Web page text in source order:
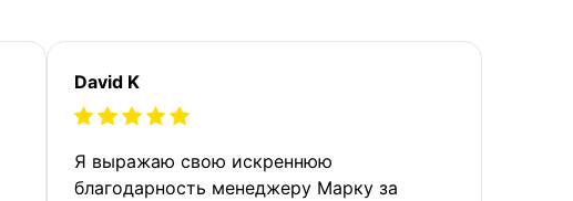
David K
Я выражаю свою искреннюю
благодарность менеджеру Марку за